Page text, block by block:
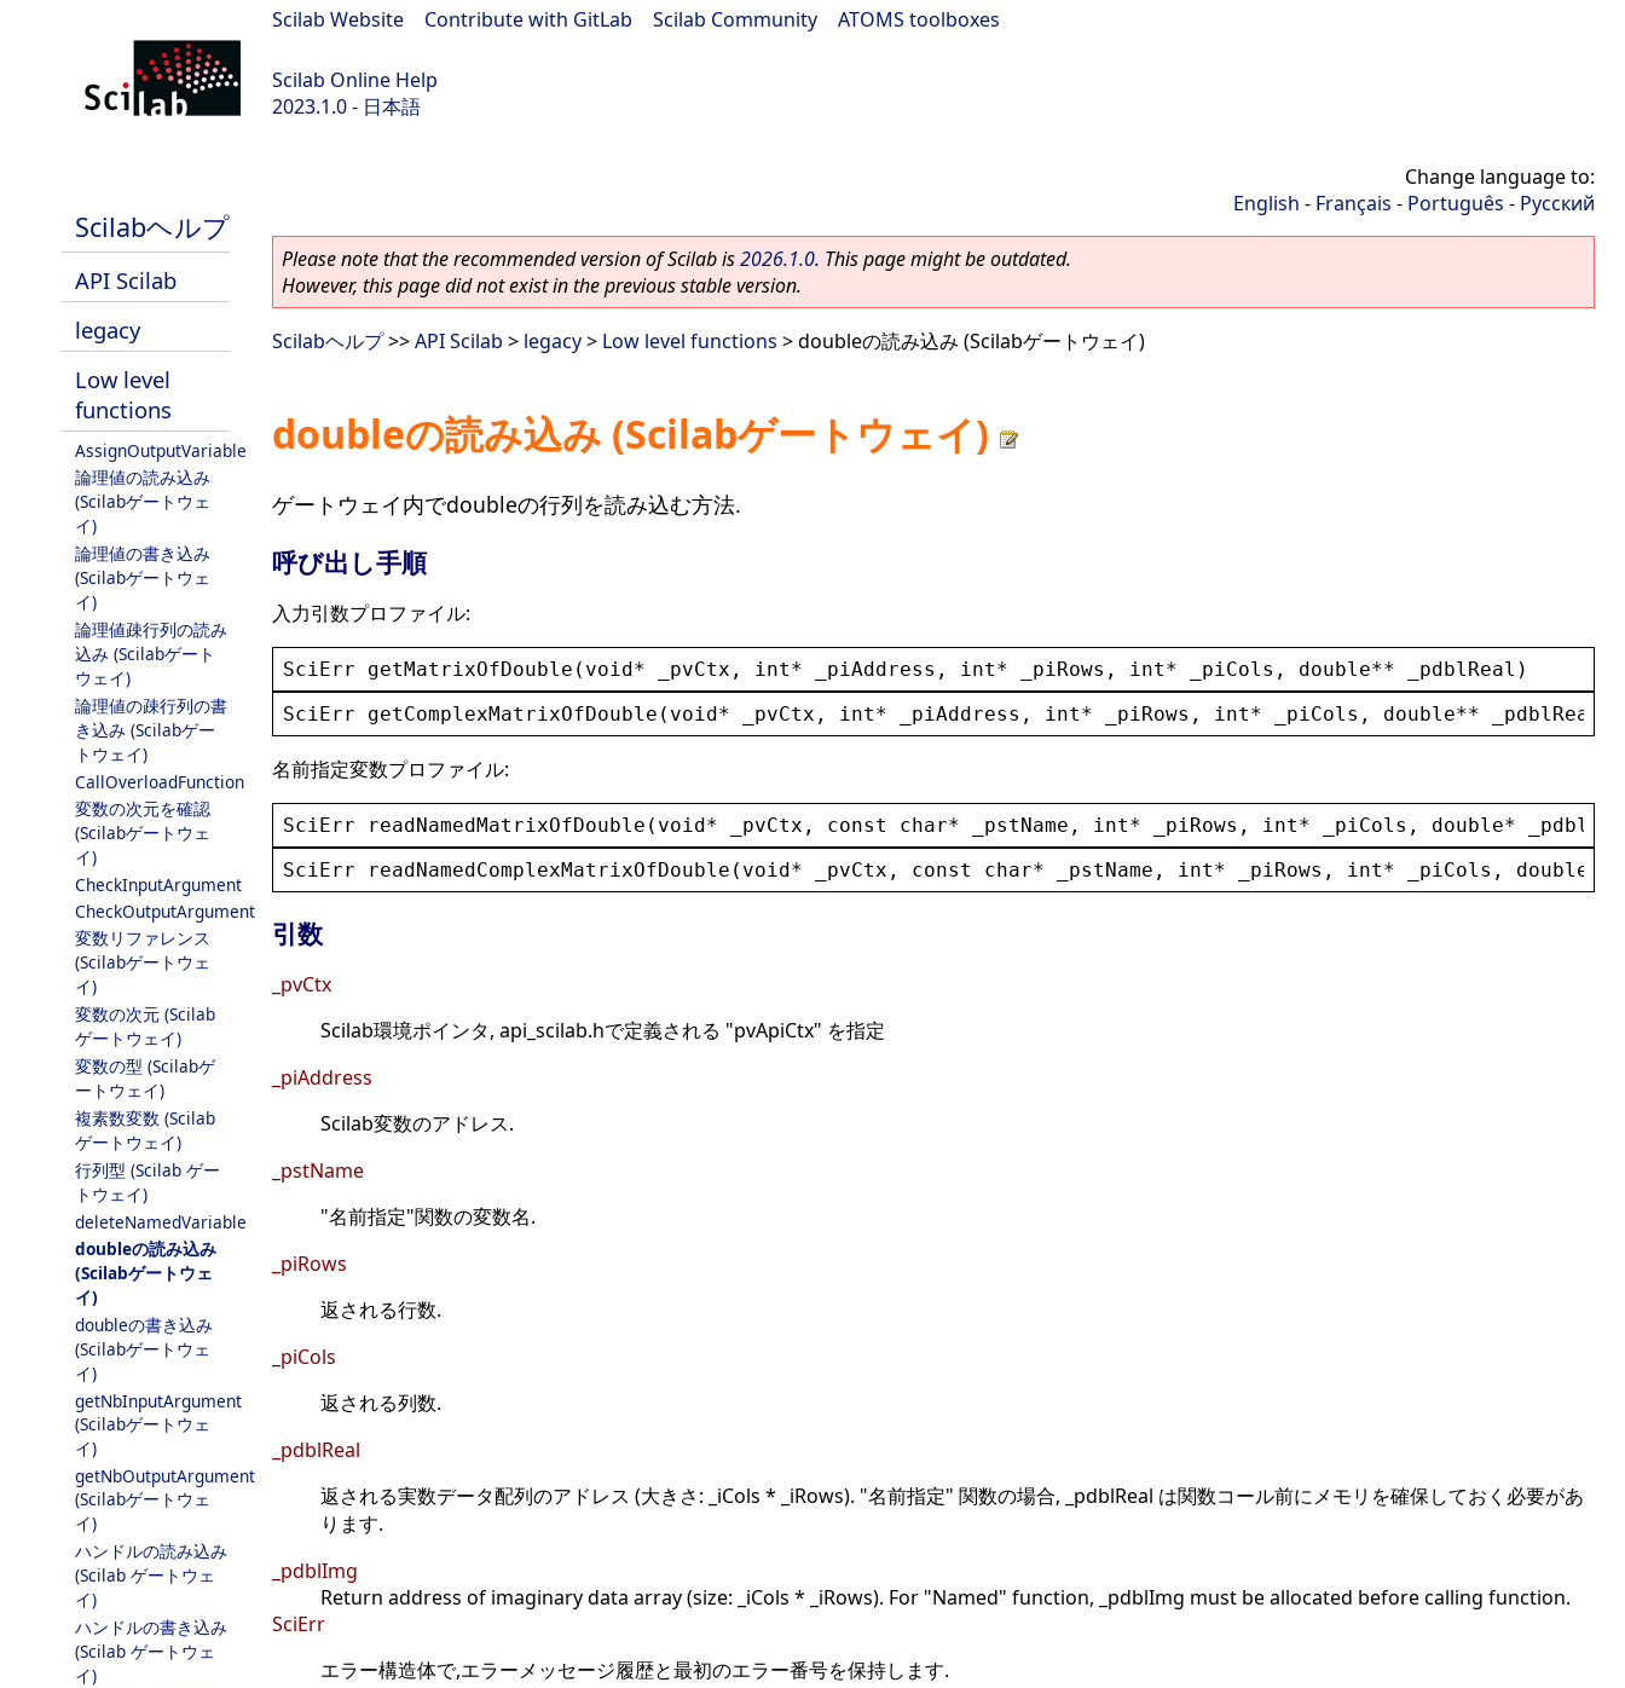
Scilab Website Contribute with GitLab Scilab Community ATOMS toolboxes
Scilab Online Help
2023.1.0 - 日本語
Scilabヘルプ
API Scilab
legacy
Low level
functions
AssignOutputVariable
論理値の読み込み
(Scilabゲートウェ
イ)
論理値の書き込み
(Scilabゲートウェ
イ)
論理値疎行列の読み
込み (Scilabゲート
ウェイ)
論理値の疎行列の書
き込み (Scilabゲー
トウェイ)
CallOverloadFunction
変数の次元を確認
(Scilabゲートウェ
イ)
CheckInputArgument
CheckOutputArgument
変数リファレンス
(Scilabゲートウェ
イ)
変数の次元 (Scilab
ゲートウェイ)
変数の型 (Scilabゲ
ートウェイ)
複素数変数 (Scilab
ゲートウェイ)
行列型 (Scilab ゲー
トウェイ)
deleteNamedVariable
doubleの読み込み
(Scilabゲートウェ
イ)
doubleの書き込み
(Scilabゲートウェ
イ)
getNbInputArgument
(Scilabゲートウェ
イ)
getNbOutputArgument
(Scilabゲートウェ
イ)
ハンドルの読み込み
(Scilab ゲートウェ
イ)
ハンドルの書き込み
(Scilab ゲートウェ
イ)
Change language to:
English - Français - Português - Русский
Please note that the recommended version of Scilab is2026.1.0. This page might be outdated.
However, this page did not exist in the previous stable version.
Scilabヘルプ>>API Scilab > legacy> Low level functions > doubleの読み込み (Scilabゲートウェイ)
doubleの読み込み (Scilabゲートウェイ)
ゲートウェイ内でdoubleの行列を読み込む方法.
呼び出し手順
入力引数プロファイル:
SciErr getMatrixOfDouble ( void* _pvCtx , int* _piAddress , int* _piRows , int* _piCols , double** _pdblReal )
SciErr
getComplexMatrixOfDouble ( void* _pvCtx , int* _piAddress , int* _piRows , int* _piCols , double** _pdblReal
名前指定変数プロファイル:
SciErr readNamedMatrixOfDouble ( void* _pvCtx , const char* _pstName , int* _piRows , int* _piCols , double*
SciErr
readNamedComplexMatrixOfDouble ( void* _pvCtx , const char* _pstName , int* _piRows , int* _piCols , double
引数
_pvCtx
Scilab環境ポインタ, api_scilab.hで定義される "pvApiCtx" を指定
_piAddress
Scilab変数のアドレス.
_pstName
"名前指定"関数の変数名.
_piRows
返される行数.
_piCols
返される列数.
_pdblReal
返される実数データ配列のアドレス (大きさ: _iCols * _iRows). "名前指定" 関数の場合, _pdblReal は関数コール前にメモリを確保しておく必要があ
ります.
_pdblImg
Return address of imaginary data array (size: _iCols * _iRows). For "Named" function, _pdblImg must be allocated before calling function.
SciErr
エラー構造体で,エラーメッセージ履歴と最初のエラー番号を保持します.